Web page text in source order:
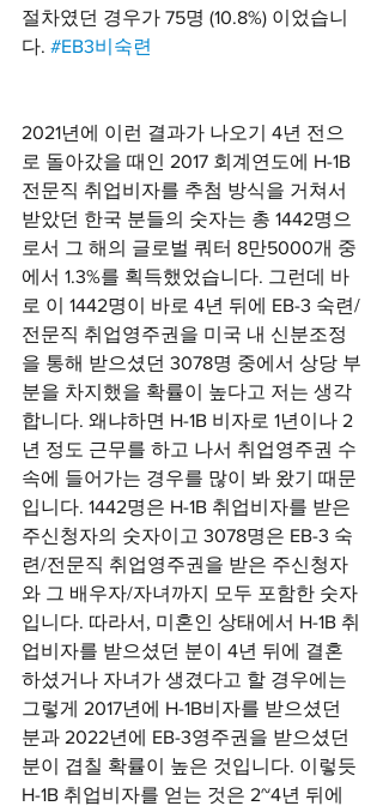
절차였던 경우가 75명 (10.8%) 이었습니
다. #EB3비숙련
2021년에 이런 결과가 나오기 4년 전으
로 돌아갔을 때인 2017 회계연도에 H-1B
전문직 취업비자를 추첨 방식을 거쳐서
받았던 한국 분들의 숫자는 총 1442명으
로서 그 해의 글로벌 쿼터 8만5000개 중
에서 1.3%를 획득했었습니다. 그런데 바
로 이 1442명이 바로 4년 뒤에 EB-3 숙련/
전문직 취업영주권을 미국 내 신분조정
을 통해 받으셨던 3078명 중에서 상당 부
분을 차지했을 확률이 높다고 저는 생각
합니다. 왜냐하면 H-1B 비자로 1년이나 2
년 정도 근무를 하고 나서 취업영주권 수
속에 들어가는 경우를 많이 봐 왔기 때문
입니다. 1442명은 H-1B 취업비자를 받은
주신청자의 숫자이고 3078명은 EB-3 숙
련/전문직 취업영주권을 받은 주신청자
와 그 배우자/자녀까지 모두 포함한 숫자
입니다. 따라서, 미혼인 상태에서 H-1B 취
업비자를 받으셨던 분이 4년 뒤에 결혼
하셨거나 자녀가 생겼다고 할 경우에는
그렇게 2017년에 H-1B비자를 받으셨던
분과 2022년에 EB-3영주권을 받으셨던
분이 겹칠 확률이 높은 것입니다. 이렇듯
H-1B 취업비자를 얻는 것은 2~4년 뒤에